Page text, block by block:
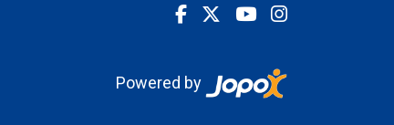
Powered by